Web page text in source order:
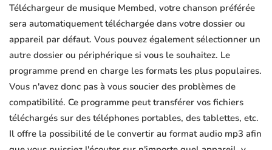
Téléchargeur de musique Membed, votre chanson préférée
sera automatiquement téléchargée dans votre dossier ou
appareil par défaut. Vous pouvez également sélectionner un
autre dossier ou périphérique si vous le souhaitez. Le
programme prend en charge les formats les plus populaires.
Vous n'avez donc pas à vous soucier des problèmes de
compatibilité. Ce programme peut transférer vos fichiers
téléchargés sur des téléphones portables, des tablettes, etc.
Il offre la possibilité de le convertir au format audio mp3 afin